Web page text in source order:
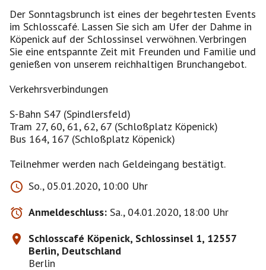
Der Sonntagsbrunch ist eines der begehrtesten Events
im Schlosscafé. Lassen Sie sich am Ufer der Dahme in
Köpenick auf der Schlossinsel verwöhnen. Verbringen
Sie eine entspannte Zeit mit Freunden und Familie und
genießen von unserem reichhaltigen Brunchangebot.
Verkehrsverbindungen
S-Bahn S47 (Spindlersfeld)
Tram 27, 60, 61, 62, 67 (Schloßplatz Köpenick)
Bus 164, 167 (Schloßplatz Köpenick)
Teilnehmer werden nach Geldeingang bestätigt.
So., 05.01.2020, 10:00 Uhr
Anmeldeschluss: Sa., 04.01.2020, 18:00 Uhr
Schlosscafé Köpenick, Schlossinsel 1, 12557
Berlin, Deutschland
Berlin